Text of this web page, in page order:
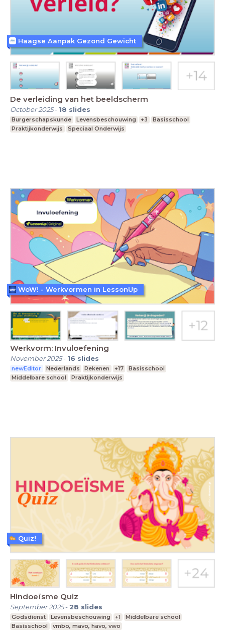
De verleiding van het beeldscherm
October 2025- 18 slides
Burgerschapskunde Levensbeschouwing +3
Basisschool
Praktijkonderwijs
Speciaal Onderwijs
Haagse Aanpak Gezond Gewicht
Werkvorm: Invuloefening
November 2025- 16 slides
newEditor Nederlands Rekenen +17
Basisschool
Middelbare school
Praktijkonderwijs
WoW! - Werkvormen in LessonUp
Hindoeïsme Quiz
September 2025- 28 slides
Godsdienst Levensbeschouwing +1
Middelbare school
Basisschool
vmbo, mavo, havo, vwo
Quiz!